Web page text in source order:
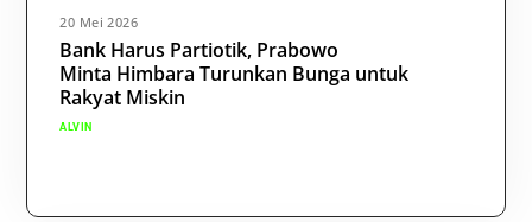
20 Mei 2026
Bank Harus Partiotik, Prabowo
Minta Himbara Turunkan Bunga untuk
Rakyat Miskin
ALVIN